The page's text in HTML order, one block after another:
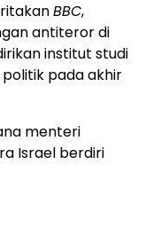
BBC,
antiteror di
institut studi
pada akhir
menteri
Israel berdiri